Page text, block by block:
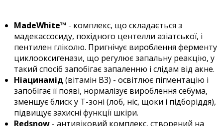
MadeWhite™ - комплекс, що складається з
мадекассосиду, похідного центелли азіатської, і
пентилен гліколю. Пригнічує вироблення ферменту
циклооксигенази, що регулює запальну реакцію, у
такий спосіб запобігає запаленню і слідам від акне.
Ніацинамід(вітамін B3) - освітлює пігментацію і
запобігає її появі, нормалізує вироблення себума,
зменшує блиск у Т-зоні (лоб, ніс, щоки і підборіддя),
підвищує захисні функції шкіри.
Redsnow - антивіковий комплекс, створений на